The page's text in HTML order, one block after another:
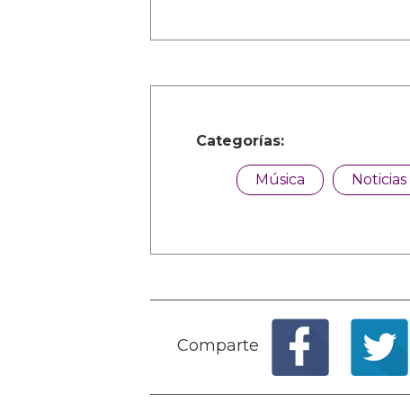
Categorías:
Música
Comparte